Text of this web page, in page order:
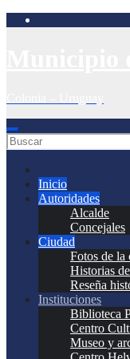
Saltar
Inicio
Autoridades
Alcalde
Concejales
Ciudad
Fotos de la
Historias
Reseña
Instituciones
Biblioteca
Centro
Museo y